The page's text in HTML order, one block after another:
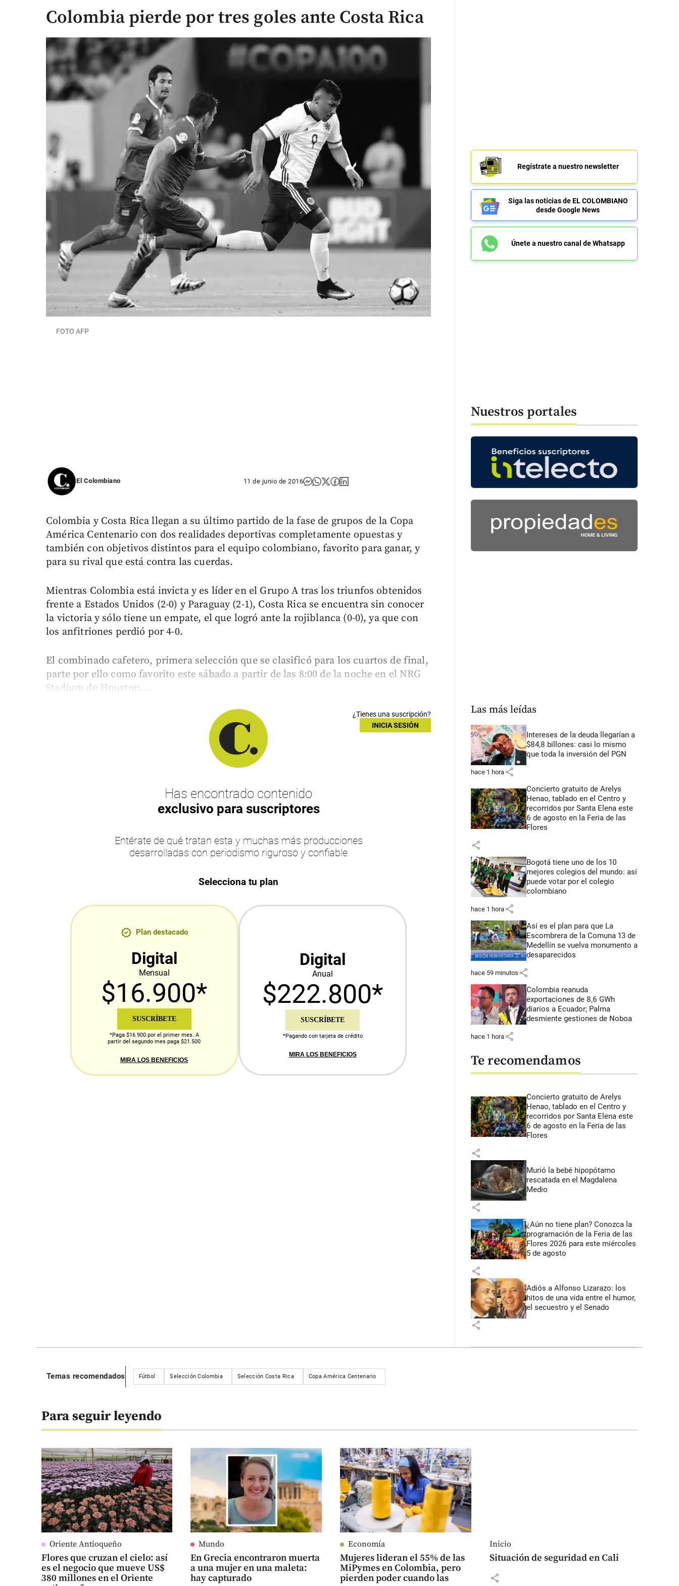
Colombia pierde por tres goles ante Costa Rica
FOTO AFP
El Colombiano 11 de junio de 2016
Colombia y Costa Rica llegan a su último partido de la fase de grupos de la Copa
América Centenario con dos realidades deportivas completamente opuestas y
también con objetivos distintos para el equipo colombiano, favorito para ganar, y
para su rival que está contra las cuerdas.
Mientras Colombia está invicta y es líder en el Grupo A tras los triunfos obtenidos
frente a Estados Unidos (2-0) y Paraguay (2-1), Costa Rica se encuentra sin conocer
la victoria y sólo tiene un empate, el que logró ante la rojiblanca (0-0), ya que con
los anfitriones perdió por 4-0.
El combinado cafetero, primera selección que se clasificó para los cuartos de final,
parte por ello como favorito este sábado a partir de las 8:00 de la noche en el NRG
Stadium de Houston....
¿Tienes una suscripción?
INICIA SESIÓN
Has encontrado contenido
exclusivo para suscriptores
Entérate de qué tratan esta y muchas más producciones
desarrolladas con periodismo riguroso y confiable
Selecciona tu plan
Plan destacado
Digital
Mensual
$16.900*
SUSCRÍBETE
*Paga $16.900 por el primer mes. A
partir del segundo mes paga $21.500
MIRA LOS BENEFICIOS
Digital
Anual
$222.800*
SUSCRÍBETE
*Pagando con tarjeta de crédito
MIRA LOS BENEFICIOS
Regístrate a nuestro newsletter
Siga las noticias de EL COLOMBIANO
desde Google News
Únete a nuestro canal de Whatsapp
Nuestros portales
Las más leídas
Intereses de la deuda llegarían a
$84,8 billones: casi lo mismo
que toda la inversión del PGN
hace 1 hora share
Concierto gratuito de Arelys
Henao, tablado en el Centro y
recorridos por Santa Elena este
6 de agosto en la Feria de las
Flores
share
Bogotá tiene uno de los 10
mejores colegios del mundo: así
puede votar por el colegio
colombiano
hace 1 hora share
Así es el plan para que La
Escombrera de la Comuna 13 de
Medellín se vuelva monumento a
desaparecidos
hace 59 minutos share
Colombia reanuda
exportaciones de 8,6 GWh
diarios a Ecuador; Palma
desmiente gestiones de Noboa
hace 1 hora share
Te recomendamos
Concierto gratuito de Arelys
Henao, tablado en el Centro y
recorridos por Santa Elena este
6 de agosto en la Feria de las
Flores
share
Murió la bebé hipopótamo
rescatada en el Magdalena
Medio
share
¿Aún no tiene plan? Conozca la
programación de la Feria de las
Flores 2026 para este miércoles
5 de agosto
share
Adiós a Alfonso Lizarazo: los
hitos de una vida entre el humor,
el secuestro y el Senado
share
Temas recomendados Fútbol Selección Colombia Selección Costa Rica Copa América Centenario
Para seguir leyendo
Oriente Antioqueño
Flores que cruzan el cielo: así
es el negocio que mueve US$
380 millones en el Oriente
Mundo
En Grecia encontraron muerta
a una mujer en una maleta:
hay capturado
Economía
Mujeres lideran el 55% de las
MiPymes en Colombia, pero
pierden poder cuando las
Inicio
Situación de seguridad en Cali
share